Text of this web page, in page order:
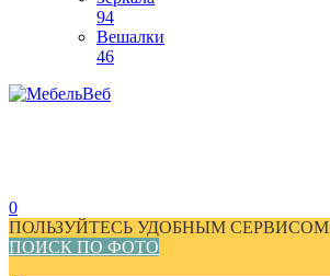
94
Вешалки
46
0
ПОЛЬЗУЙТЕСЬ УДОБНЫМ СЕРВИСОМ
ПОИСК ПО ФОТО